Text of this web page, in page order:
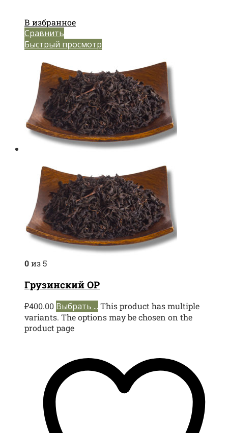
В избранное
Сравнить
Быстрый просмотр
0из 5
Грузинский ОР
₽400.00 Выбрать ... This product has multiple
variants. The options may be chosen on the
product page